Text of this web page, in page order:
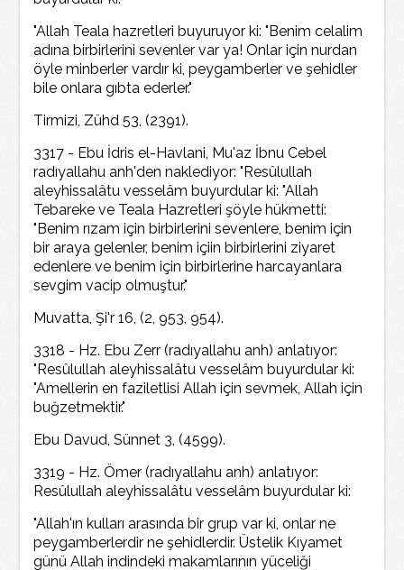
"Allah Teala hazretleri buyuruyor ki: "Benim celalim
adına birbirlerini sevenler var ya! Onlar için nurdan
öyle minberler vardır ki, peygamberler ve şehidler
bile onlara gıbta ederler."
Tirmizi, Zühd 53, (2391).
3317 - Ebu İdris el-Havlani, Mu'az İbnu Cebel
radıyallahu anh'den naklediyor: "Resûlullah
aleyhissalâtu vesselâm buyurdular ki: "Allah
Tebareke ve Teala Hazretleri şöyle hükmetti:
"Benim rızam için birbirlerini sevenlere, benim için
bir araya gelenler, benim içiin birbirlerini ziyaret
edenlere ve benim için birbirlerine harcayanlara
sevgim vacip olmuştur."
Muvatta, Şi'r 16, (2, 953, 954).
3318 - Hz. Ebu Zerr (radıyallahu anh) anlatıyor:
"Resûlullah aleyhissalâtu vesselâm buyurdular ki:
"Amellerin en faziletlisi Allah için sevmek, Allah için
buğzetmektir."
Ebu Davud, Sünnet 3, (4599).
3319 - Hz. Ömer (radıyallahu anh) anlatıyor:
Resûlullah aleyhissalâtu vesselâm buyurdular ki:
"Allah'ın kulları arasında bir grup var ki, onlar ne
peygamberlerdir ne şehidlerdir. Üstelik Kıyamet
günü Allah indindeki makamlarının yüceliği